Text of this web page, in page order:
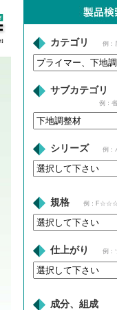
カテゴリ 例：
サブカテゴリ
例：
シリーズ 例：
規格 例：
仕上がり 例：
成分、組成